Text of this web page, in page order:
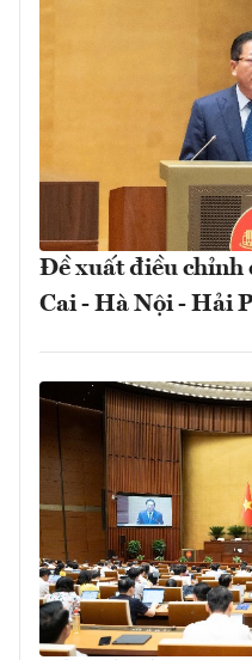
Đề xuất điều chỉnh
Cai - Hà Nội - Hải